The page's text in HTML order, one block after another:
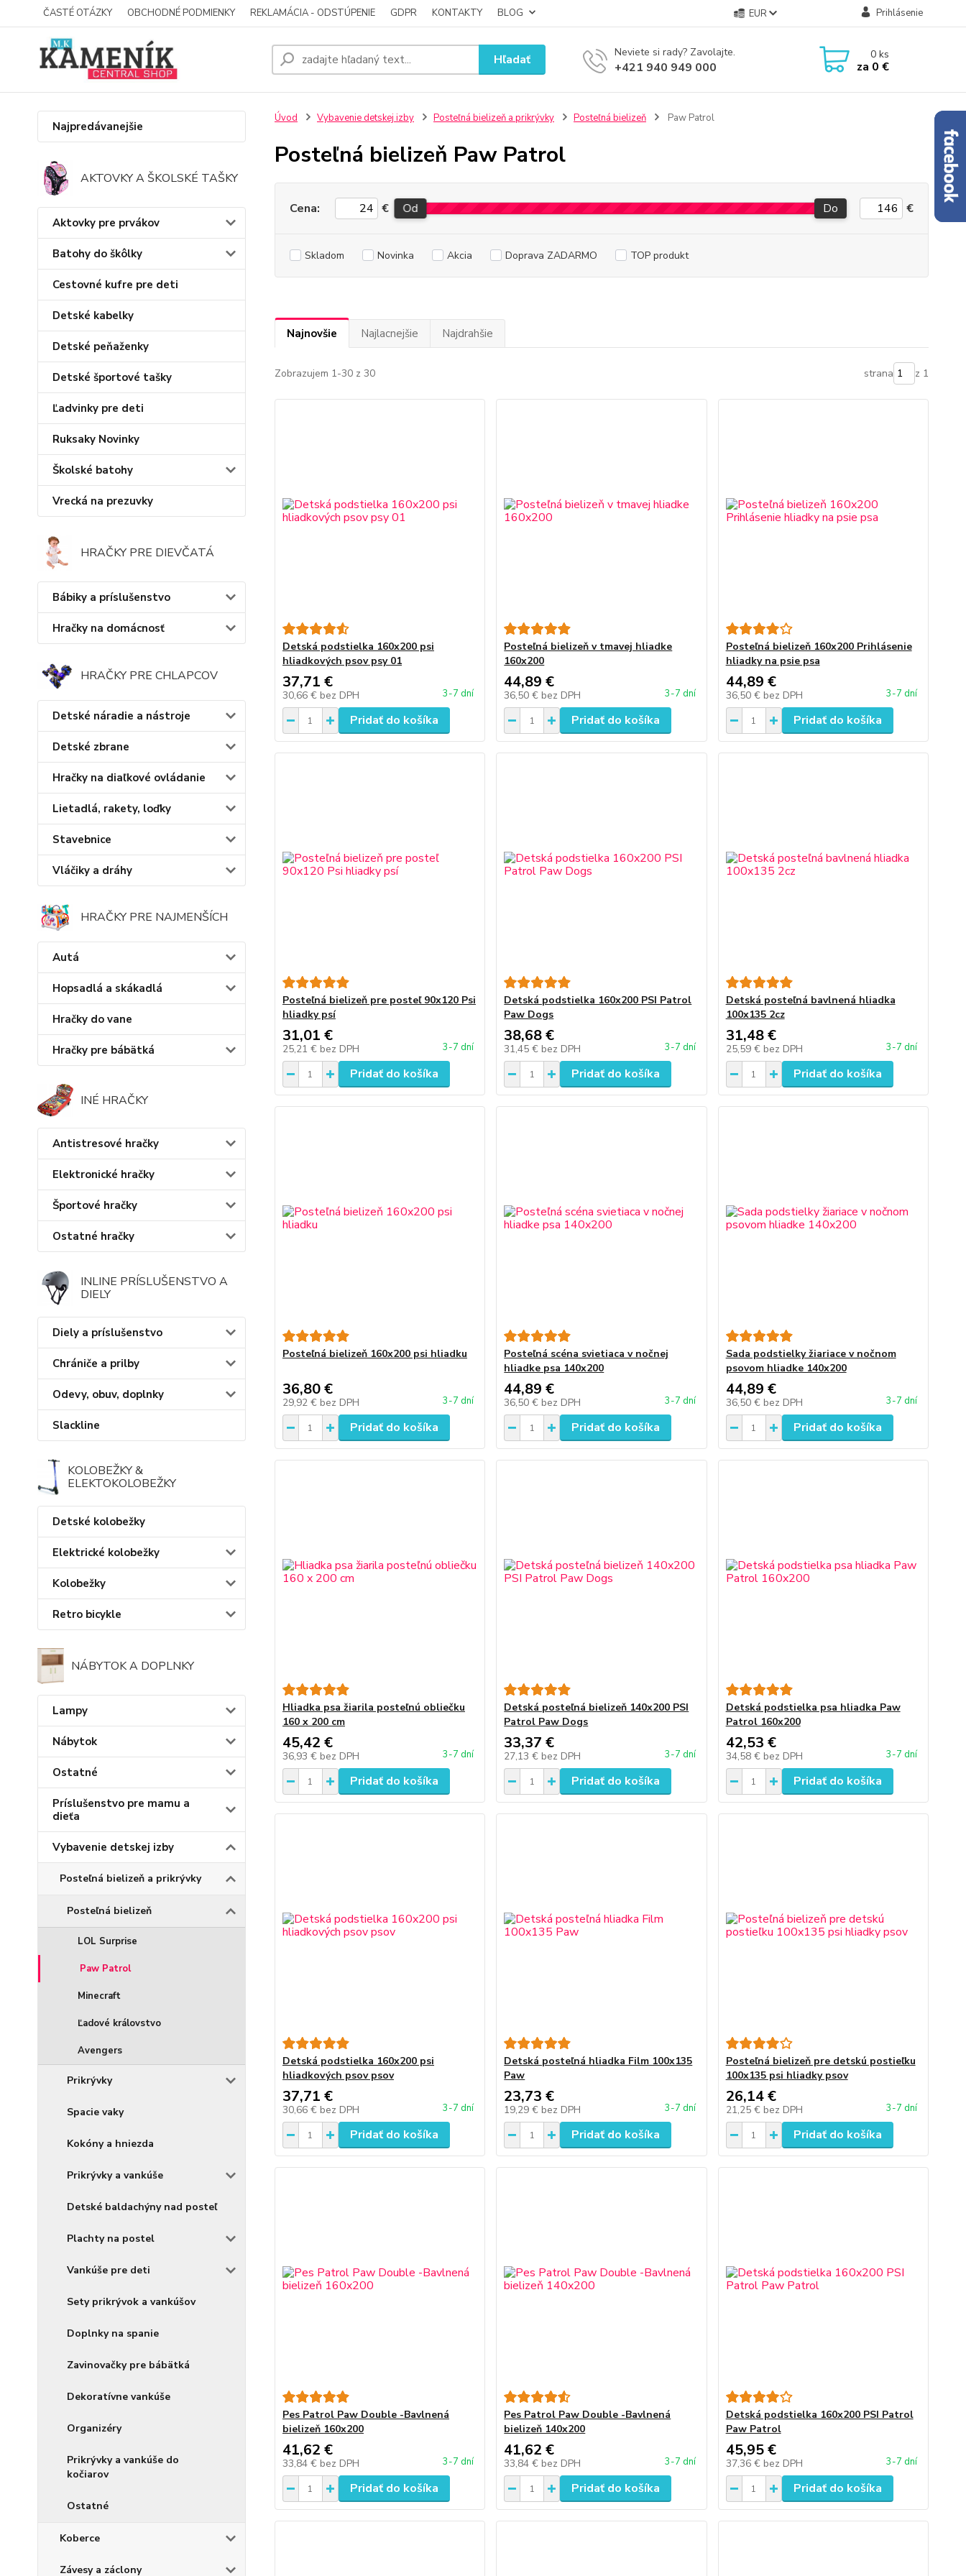
ČASTÉ OTÁZKY OBCHODNÉ PODMIENKY REKLAMÁCIA - ODSTÚPENIE GDPR KONTAKTY BLOG EUR Prihlásenie
Hľadať Neviete si rady? Zavolajte.
+421 940 949 000
0ks
za 0 €
Najpredávanejšie
AKTOVKY A ŠKOLSKÉ TAŠKY
Aktovky pre prvákov
Batohy do škôlky
Cestovné kufre pre deti
Detské kabelky
Detské peňaženky
Detské športové tašky
Ľadvinky pre deti
Ruksaky Novinky
Školské batohy
Vrecká na prezuvky
HRAČKY PRE DIEVČATÁ
Bábiky a príslušenstvo
Hračky na domácnosť
HRAČKY PRE CHLAPCOV
Detské náradie a nástroje
Detské zbrane
Hračky na diaľkové ovládanie
Lietadlá, rakety, loďky
Stavebnice
Vláčiky a dráhy
HRAČKY PRE NAJMENŠÍCH
Autá
Hopsadlá a skákadlá
Hračky do vane
Hračky pre bábätká
INÉ HRAČKY
Antistresové hračky
Elektronické hračky
Športové hračky
Ostatné hračky
INLINE PRÍSLUŠENSTVO A
DIELY
Diely a príslušenstvo
Chrániče a prilby
Odevy, obuv, doplnky
Slackline
KOLOBEŽKY &
ELEKTOKOLOBEŽKY
Detské kolobežky
Elektrické kolobežky
Kolobežky
Retro bicykle
NÁBYTOK A DOPLNKY
Lampy
Nábytok
Ostatné
Príslušenstvo pre mamu a
dieťa
Vybavenie detskej izby
Posteľná bielizeň a prikrývky
Posteľná bielizeň
LOL Surprise
Paw Patrol
Minecraft
Ľadové královstvo
Avengers
Prikrývky
Spacie vaky
Kokóny a hniezda
Prikrývky a vankúše
Detské baldachýny nad posteľ
Plachty na postel
Vankúše pre deti
Sety prikrývok a vankúšov
Doplnky na spanie
Zavinovačky pre bábätká
Dekoratívne vankúše
Organizéry
Prikrývky a vankúše do
kočiarov
Ostatné
Koberce
Závesy a záclony
Úvod Vybavenie detskej izby Posteľná bielizeň a prikrývky Posteľná bielizeň Paw Patrol
Posteľná bielizeň Paw Patrol
Cena: € Od Do €
Skladom Novinka Akcia Doprava ZADARMO TOP produkt
Najnovšie Najlacnejšie Najdrahšie
Zobrazujem 1-30 z 30 strana z 1
Detská podstielka 160x200 psi
hliadkových psov psy 01
37,71 €
30,66 € bez DPH 3-7 dní
Pridať do košíka
Posteľná bielizeň v tmavej hliadke
160x200
44,89 €
36,50 € bez DPH 3-7 dní
Pridať do košíka
Posteľná bielizeň 160x200 Prihlásenie
hliadky na psie psa
44,89 €
36,50 € bez DPH 3-7 dní
Pridať do košíka
Posteľná bielizeň pre posteľ 90x120 Psi
hliadky psí
31,01 €
25,21 € bez DPH 3-7 dní
Pridať do košíka
Detská podstielka 160x200 PSI Patrol
Paw Dogs
38,68 €
31,45 € bez DPH 3-7 dní
Pridať do košíka
Detská posteľná bavlnená hliadka
100x135 2cz
31,48 €
25,59 € bez DPH 3-7 dní
Pridať do košíka
Posteľná bielizeň 160x200 psi hliadku
36,80 €
29,92 € bez DPH 3-7 dní
Pridať do košíka
Posteľná scéna svietiaca v nočnej
hliadke psa 140x200
44,89 €
36,50 € bez DPH 3-7 dní
Pridať do košíka
Sada podstielky žiariace v nočnom
psovom hliadke 140x200
44,89 €
36,50 € bez DPH 3-7 dní
Pridať do košíka
Hliadka psa žiarila posteľnú obliečku
160 x 200 cm
45,42 €
36,93 € bez DPH 3-7 dní
Pridať do košíka
Detská posteľná bielizeň 140x200 PSI
Patrol Paw Dogs
33,37 €
27,13 € bez DPH 3-7 dní
Pridať do košíka
Detská podstielka psa hliadka Paw
Patrol 160x200
42,53 €
34,58 € bez DPH 3-7 dní
Pridať do košíka
Detská podstielka 160x200 psi
hliadkových psov psov
37,71 €
30,66 € bez DPH 3-7 dní
Pridať do košíka
Detská posteľná hliadka Film 100x135
Paw
23,73 €
19,29 € bez DPH 3-7 dní
Pridať do košíka
Posteľná bielizeň pre detskú postieľku
100x135 psi hliadky psov
26,14 €
21,25 € bez DPH 3-7 dní
Pridať do košíka
Pes Patrol Paw Double -Bavlnená
bielizeň 160x200
41,62 €
33,84 € bez DPH 3-7 dní
Pridať do košíka
Pes Patrol Paw Double -Bavlnená
bielizeň 140x200
41,62 €
33,84 € bez DPH 3-7 dní
Pridať do košíka
Detská podstielka 160x200 PSI Patrol
Paw Patrol
45,95 €
37,36 € bez DPH 3-7 dní
Pridať do košíka